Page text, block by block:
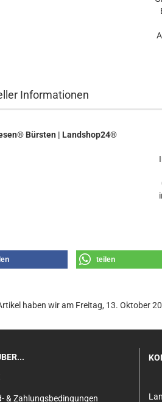
Informationen
Bürsten | Landshop24®
teilen
haben wir am Freitag, 13. Oktober
& Zahlungsbedingungen